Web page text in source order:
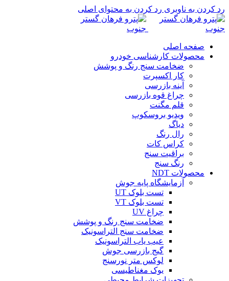
رد کردن به ناوبری رد کردن به محتوای اصلی
صفحه اصلی
محصولات کارشناسی خودرو
ضخامت سنج رنگ و پوشش
کار اکسپرت
آینه بازرسی
چراغ قوه بازرسی
قلم مگنت
ویدیو بروسکوپ
دیاگ
رال رنگ
کراس کات
براقیت سنج
رنگ سنج
محصولات NDT
آزمایشگاه پایه جوش
تست بلوک UT
تست بلوک VT
چراغ UV
ضخامت سنج رنگ و پوشش
ضخامت سنج التراسونیک
عیب یاب التراسونیک
گیج بازرسی جوش
لوکس متر نورسنج
یوک مغناطیسی